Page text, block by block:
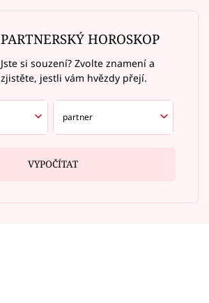
PARTNERSKÝ HOROSKOP
Jste si souzení? Zvolte znamení a
zjistěte, jestli vám hvězdy přejí.
VYPOČÍTAT